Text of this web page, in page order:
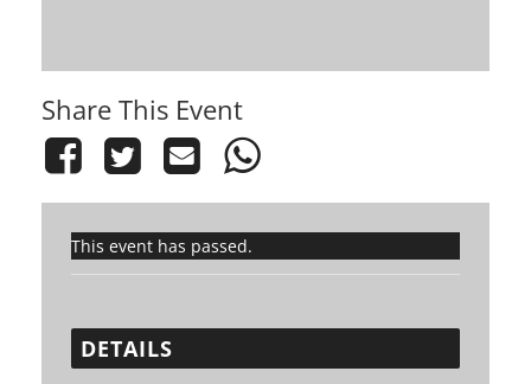
Share This Event
This event has passed.
DETAILS